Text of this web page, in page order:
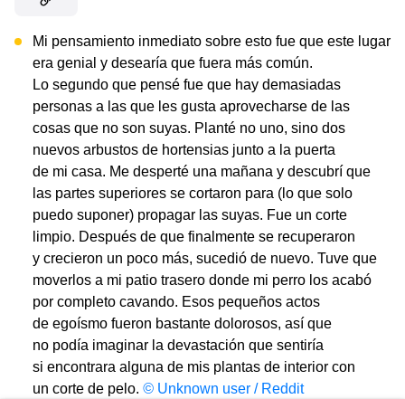
Mi pensamiento inmediato sobre esto fue que este lugar
era genial y desearía que fuera más común.
Lo segundo que pensé fue que hay demasiadas
personas a las que les gusta aprovecharse de las
cosas que no son suyas. Planté no uno, sino dos
nuevos arbustos de hortensias junto a la puerta
de mi casa. Me desperté una mañana y descubrí que
las partes superiores se cortaron para (lo que solo
puedo suponer) propagar las suyas. Fue un corte
limpio. Después de que finalmente se recuperaron
y crecieron un poco más, sucedió de nuevo. Tuve que
moverlos a mi patio trasero donde mi perro los acabó
por completo cavando. Esos pequeños actos
de egoísmo fueron bastante dolorosos, así que
no podía imaginar la devastación que sentiría
si encontrara alguna de mis plantas de interior con
un corte de pelo. © Unknown user / Reddit